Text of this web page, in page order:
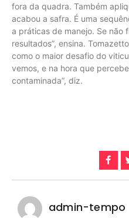
fora da quadra. Também
acabou a safra. É uma
a práticas de manejo. Se não
resultados”, ensina.
como o maior desafio do
vemos, e na hora que
contaminada”, diz.
admin-tempo